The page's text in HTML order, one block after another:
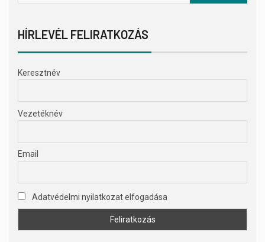
HÍRLEVÉL FELIRATKOZÁS
Keresztnév
Vezetéknév
Email
Adatvédelmi nyilatkozat elfogadása